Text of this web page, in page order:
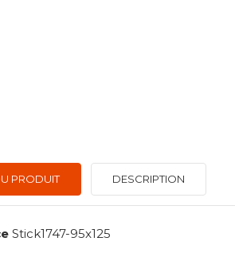
PRODUIT DESCRIPTION
Stick1747-95x125